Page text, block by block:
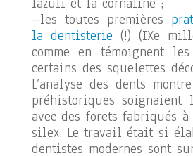
–les toutes premières
la dentisterie (!) (IXe
comme en témoignent
certains des squelettes
L’analyse des dents
préhistoriques soignaient
avec des forets fabriqués
silex. Le travail était si
dentistes modernes sont